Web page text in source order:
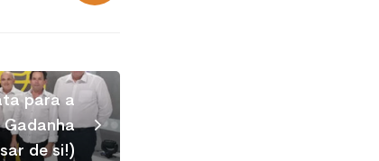
para a
Gadanha
de si!)